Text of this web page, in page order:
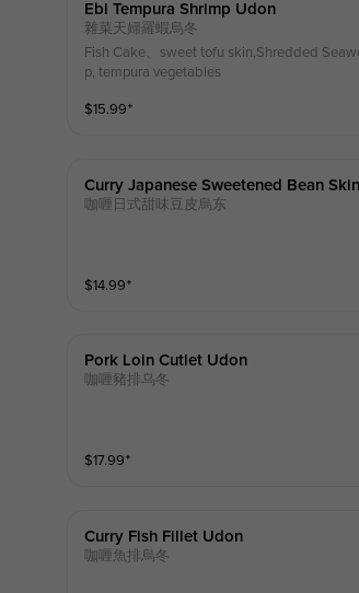
Ebi Tempura Shrimp Udon
雜菜天婦羅蝦烏冬
Fish Cake、sweet tofu skin,Shredded
p, tempura vegetables
$15.99⁺
Curry Japanese Sweetened Bean
咖喱日式甜味豆皮烏东
$14.99⁺
Pork Loin Cutlet Udon
咖喱豬排乌冬
$17.99⁺
Curry Fish Fillet Udon
咖喱魚排烏冬